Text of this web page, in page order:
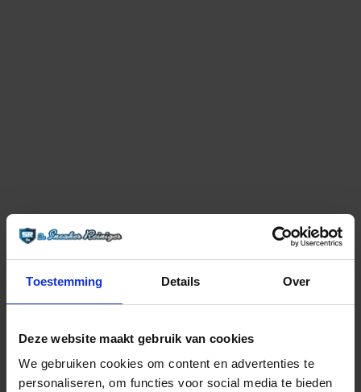
Toestemming Details Over
Deze website maakt gebruik van cookies
We gebruiken cookies om content en advertenties te
personaliseren, om functies voor social media te bieden
scheur Adidas Yeezy Boost reparatie
SCHEUR ADIDAS YEEZY BOOST
Vaak zie je bij een Adidas Yeezy sneaker dat het stof